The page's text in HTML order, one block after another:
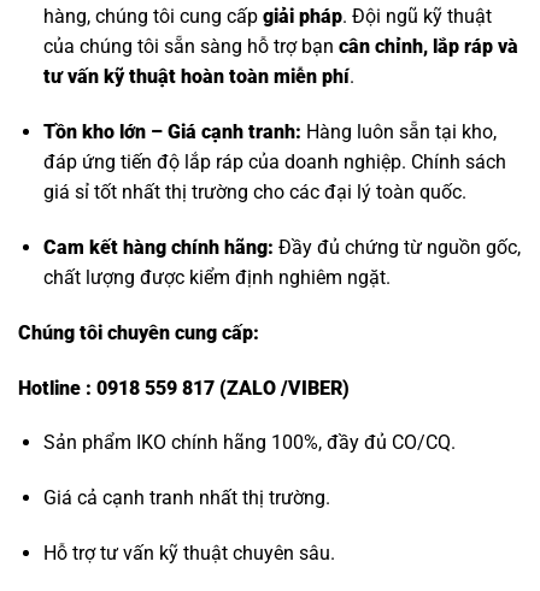
hàng, chúng tôi cung cấp giải pháp. Đội ngũ kỹ thuật
của chúng tôi sẵn sàng hỗ trợ bạn cân chỉnh, lắp ráp và
tư vấn kỹ thuật hoàn toàn miễn phí.
Tồn kho lớn – Giá cạnh tranh: Hàng luôn sẵn tại kho,
đáp ứng tiến độ lắp ráp của doanh nghiệp. Chính sách
giá sỉ tốt nhất thị trường cho các đại lý toàn quốc.
Cam kết hàng chính hãng: Đầy đủ chứng từ nguồn gốc,
chất lượng được kiểm định nghiêm ngặt.
Chúng tôi chuyên cung cấp:
Hotline : 0918 559 817 (ZALO /VIBER)
Sản phẩm IKO chính hãng 100%, đầy đủ CO/CQ.
Giá cả cạnh tranh nhất thị trường.
Hỗ trợ tư vấn kỹ thuật chuyên sâu.